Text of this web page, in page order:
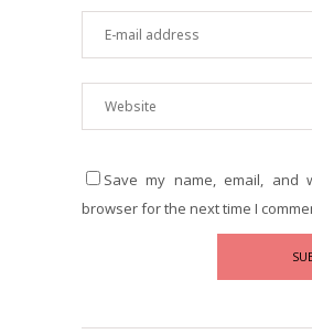
Save my name, email, and
browser for the next time I